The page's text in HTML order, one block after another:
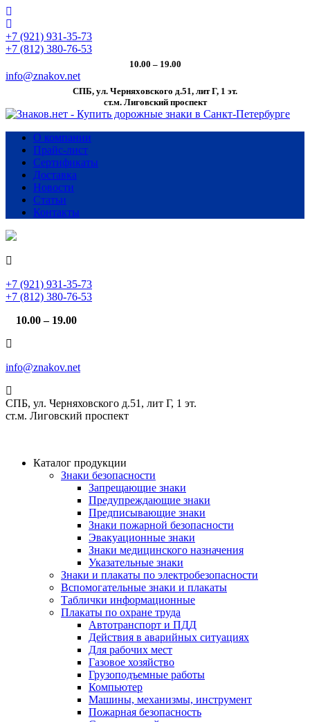
+7 (921) 931-35-73
+7 (812) 380-76-53
10.00 – 19.00
info@znakov.net
СПБ, ул. Черняховского д.51, лит Г, 1 эт.
cт.м. Лиговский проспект
О компании
Прайс-лист
Сертификаты
Доставка
Новости
Статьи
Контакты
+7 (921) 931-35-73
+7 (812) 380-76-53
10.00 – 19.00
info@znakov.net
СПБ, ул. Черняховского д.51, лит Г, 1 эт.
cт.м. Лиговский проспект
Каталог продукции
Знаки безопасности
Запрещающие знаки
Предупреждающие знаки
Предписывающие знаки
Знаки пожарной безопасности
Эвакуационные знаки
Знаки медицинского назначения
Указательные знаки
Знаки и плакаты по электробезопасности
Вспомогательные знаки и плакаты
Таблички информационные
Плакаты по охране труда
Автотранспорт и ПДД
Действия в аварийных ситуациях
Для рабочих мест
Газовое хозяйство
Грузоподъемные работы
Компьютер
Машины, механизмы, инструмент
Пожарная безопасность